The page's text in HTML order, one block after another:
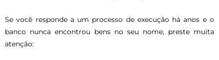
Se você responde a um processo de execução há anos e o
banco nunca encontrou bens no seu nome, preste muita
atenção: